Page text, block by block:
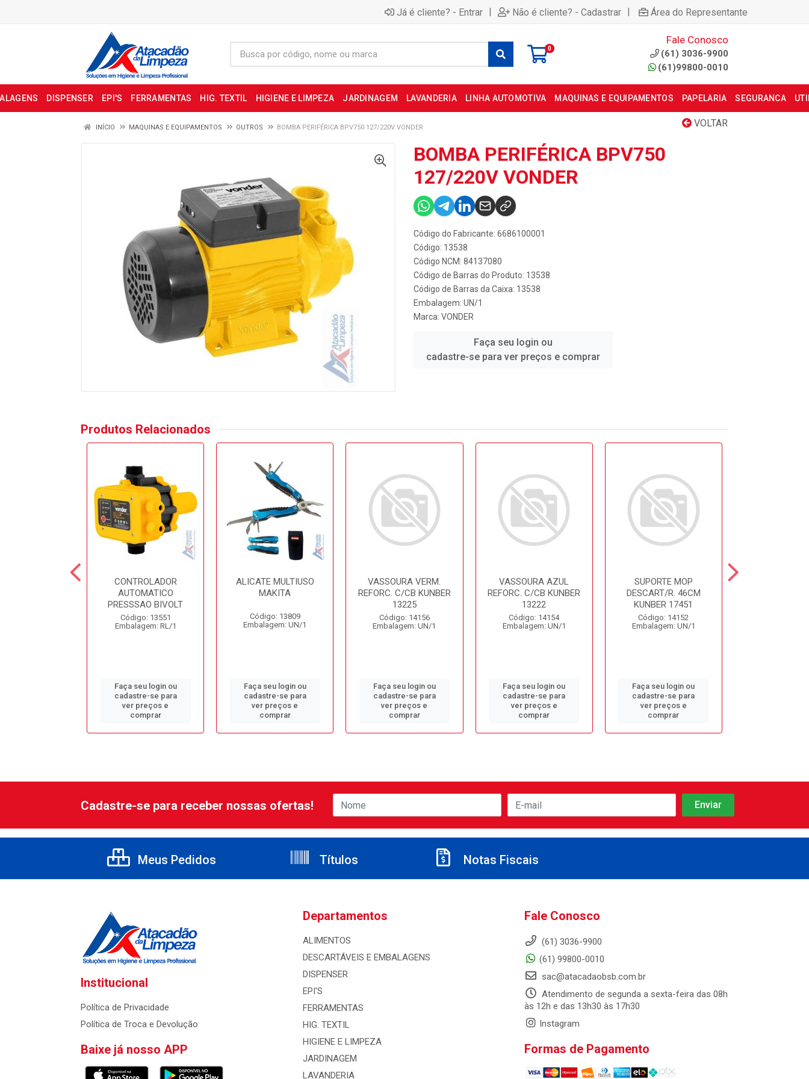
Já é cliente? - Entrar | Não é cliente? - Cadastrar | Área do Representante
0
Fale Conosco
(61) 3036-9900
(61)99800-0010
DISPENSER EPI'S FERRAMENTAS HIG. TEXTIL HIGIENE E LIMPEZA JARDINAGEM LAVANDERIA LINHA AUTOMOTIVA MAQUINAS E EQUIPAMENTOS PAPELARIA SEGURANCA
VOLTAR
INÍCIO MAQUINAS E EQUIPAMENTOS OUTROS BOMBA PERIFÉRICA BPV750 127/220V VONDER
BOMBA PERIFÉRICA BPV750
127/220V VONDER
Código do Fabricante: 6686100001
Código: 13538
Código NCM: 84137080
Código de Barras do Produto: 13538
Código de Barras da Caixa: 13538
Embalagem: UN/1
Marca: VONDER
Faça seu login ou
cadastre-se para ver preços e comprar
Produtos Relacionados
CONTROLADOR
AUTOMATICO
PRESSSAO BIVOLT
Código: 13551
Embalagem: RL/1
Faça seu login ou
cadastre-se para
ver preços e
comprar
ALICATE MULTIUSO
MAKITA
Código: 13809
Embalagem: UN/1
Faça seu login ou
cadastre-se para
ver preços e
comprar
VASSOURA VERM.
REFORC. C/CB KUNBER
13225
Código: 14156
Embalagem: UN/1
Faça seu login ou
cadastre-se para
ver preços e
comprar
VASSOURA AZUL
REFORC. C/CB KUNBER
13222
Código: 14154
Embalagem: UN/1
Faça seu login ou
cadastre-se para
ver preços e
comprar
SUPORTE MOP
DESCART/R. 46CM
KUNBER 17451
Código: 14152
Embalagem: UN/1
Faça seu login ou
cadastre-se para
ver preços e
comprar
Cadastre-se para receber nossas ofertas!
Meus Pedidos Títulos Notas Fiscais
Institucional
Política de Privacidade
Política de Troca e Devolução
Baixe já nosso APP
Departamentos
ALIMENTOS
DESCARTÁVEIS E EMBALAGENS
DISPENSER
EPI'S
FERRAMENTAS
HIG. TEXTIL
HIGIENE E LIMPEZA
JARDINAGEM
LAVANDERIA
Fale Conosco
(61) 3036-9900
(61) 99800-0010
sac@atacadaobsb.com.br
Atendimento de segunda a sexta-feira das 08h
às 12h e das 13h30 às 17h30
Instagram
Formas de Pagamento